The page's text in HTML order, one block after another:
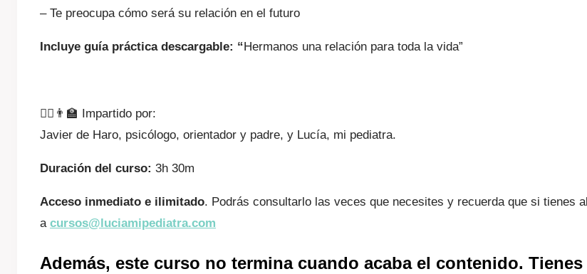
– Te preocupa cómo será su relación en el futuro
Incluye guía práctica descargable: “Hermanos una relación para toda la vida”
👩‍⚕️👨‍🏫 Impartido por:
Javier de Haro, psicólogo, orientador y padre, y Lucía, mi pediatra.
Duración del curso: 3h 30m
Acceso inmediato e ilimitado. Podrás consultarlo las veces que necesites y recuerda que si tienes
a cursos@luciamipediatra.com
Además, este curso no termina cuando acaba el contenido. Tienes